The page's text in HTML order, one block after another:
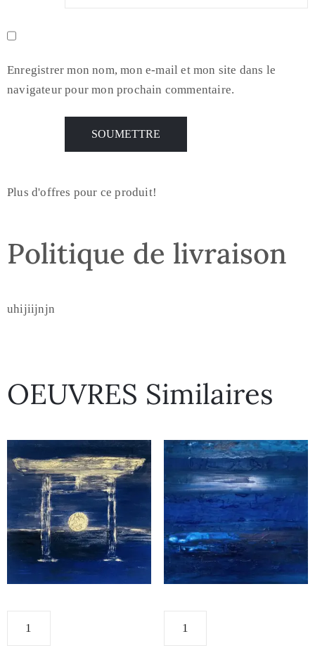
Enregistrer mon nom, mon e-mail et mon site dans le
navigateur pour mon prochain commentaire.
Plus d'offres pour ce produit!
Politique de livraison
uhijiijnjn
OEUVRES Similaires